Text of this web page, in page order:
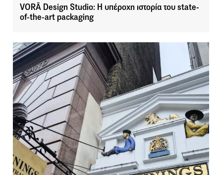
VORĀ Design Studio: Η υπέροχη ιστορία του state-
of-the-art packaging